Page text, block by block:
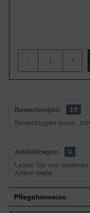
- +
Bewertungen
19
Bewertungen lesen,
Artikelfragen
0
Lesen Sie von
Artikel mehr
Pflegehinweise